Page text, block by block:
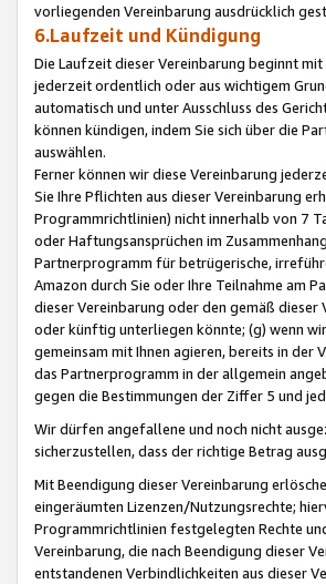
vorliegenden Vereinbarung ausdrücklich
6.Laufzeit und Kündigung
Die Laufzeit dieser Vereinbarung beginnt
jederzeit ordentlich oder aus wichtigem
automatisch und unter Ausschluss des
können kündigen, indem Sie sich über die
auswählen.
Ferner können wir diese Vereinbarung
Sie Ihre Pflichten aus dieser Vereinbarung
Programmrichtlinien) nicht innerhalb von 7
oder Haftungsansprüchen im
Partnerprogramm für betrügerische,
Amazon durch Sie oder Ihre Teilnahme am
dieser Vereinbarung oder den gemäß
oder künftig unterliegen könnte; (g) wenn
gemeinsam mit Ihnen agieren, bereits in der
das Partnerprogramm in der allgemein
gegen die Bestimmungen der Ziffer 5 und
Wir dürfen angefallene und noch nicht
sicherzustellen, dass der richtige Betrag
Mit Beendigung dieser Vereinbarung
eingeräumten Lizenzen/Nutzungsrechte;
Programmrichtlinien festgelegten Rechte
Vereinbarung, die nach Beendigung dieser
entstandenen Verbindlichkeiten aus dieser